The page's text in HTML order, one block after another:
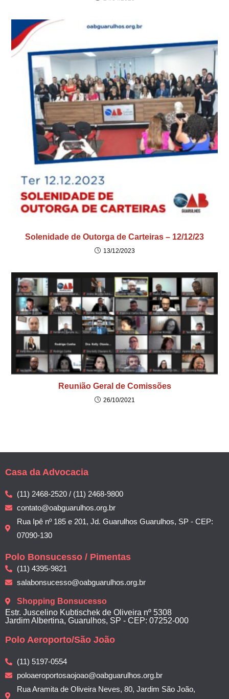
Solenidade de Outorga de Carteiras – 12/12/23
13/12/2023
Reunião Geral de Comissões
26/10/2021
Casa da Advocacia
(11) 2468-2520 / (11) 2468-9800
contato@oabguarulhos.org.br
Rua Ipê nº 185 e 201, Jd. Guarulhos Guarulhos, SP - CEP:
07090-130
Polo Bonsucesso / Pimentas
(11) 4395-9821
salabonsucesso@oabguarulhos.org.br
Shopping Bonsucesso
Estr. Juscelino Kubtischek de Oliveira nº 5308
Jardim Albertina, Guarulhos, SP - CEP: 07252-000
Polo Aeroporto/São João
(11) 5197-0554
poloaeroportosaojoao@oabguarulhos.org.br
Rua Aramita de Oliveira Neves, 80, Jardim São João,